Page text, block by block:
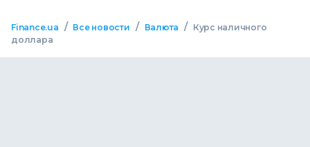
Finance.ua / Все новости / Валюта /
Курс наличного
доллара